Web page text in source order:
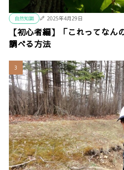
自然知識 2025年4月29日
【初心者編】「これってなん
調べる方法